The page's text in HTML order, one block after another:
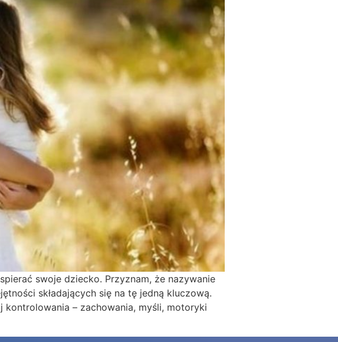
swoje dziecko. Przyznam, że nazywanie
składających się na tę jedną kluczową.
kontrolowania – zachowania, myśli, motoryki